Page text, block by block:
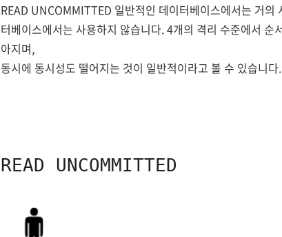
READ UNCOMMITTED 일반적인 데이터베이스에서는 거
터베이스에서는 사용하지 않습니다. 4개의 격리 수준에서
아지며,
동시에 동시성도 떨어지는 것이 일반적이라고 볼 수 있습니다.
READ UNCOMMITTED